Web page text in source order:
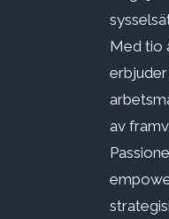
Med tio
erbjuder
av